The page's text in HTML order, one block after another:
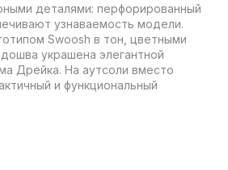
деталями: перфорированный
узнаваемость модели.
Swoosh в тон, цветными
украшена элегантной
Дрейка. На аутсоли вместо
и функциональный